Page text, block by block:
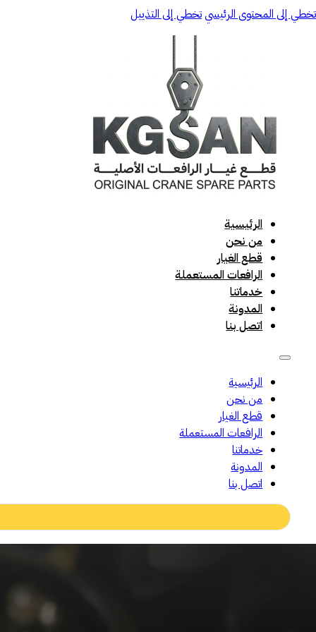
تخطي إلى المحتوى الرئيسيتخطي إلى التذييل
الرئيسية
من نحن
قطع الغيار
الرافعات المستعملة
خدماتنا
المدونة
اتصل بنا
الرئيسية
من نحن
قطع الغيار
الرافعات المستعملة
خدماتنا
المدونة
اتصل بنا
Search
...